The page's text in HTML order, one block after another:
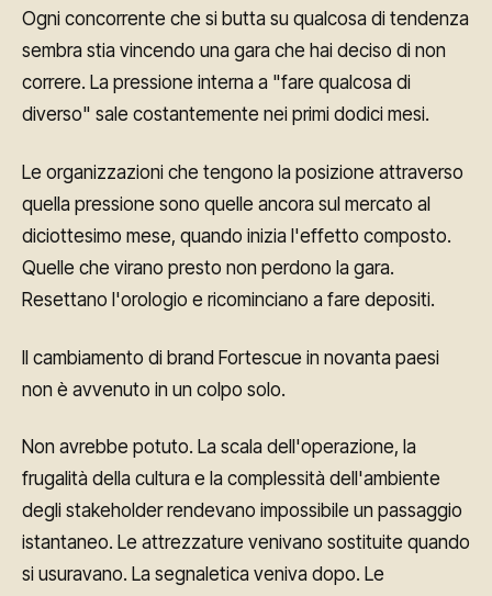
Ogni concorrente che si butta su qualcosa di tendenza
sembra stia vincendo una gara che hai deciso di non
correre. La pressione interna a "fare qualcosa di
diverso" sale costantemente nei primi dodici mesi.
Le organizzazioni che tengono la posizione attraverso
quella pressione sono quelle ancora sul mercato al
diciottesimo mese, quando inizia l'effetto composto.
Quelle che virano presto non perdono la gara.
Resettano l'orologio e ricominciano a fare depositi.
Il cambiamento di brand Fortescue in novanta paesi
non è avvenuto in un colpo solo.
Non avrebbe potuto. La scala dell'operazione, la
frugalità della cultura e la complessità dell'ambiente
degli stakeholder rendevano impossibile un passaggio
istantaneo. Le attrezzature venivano sostituite quando
si usuravano. La segnaletica veniva dopo. Le